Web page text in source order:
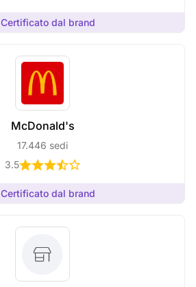
Certificato dal brand
McDonald's
17.446 sedi
3.5
Certificato dal brand